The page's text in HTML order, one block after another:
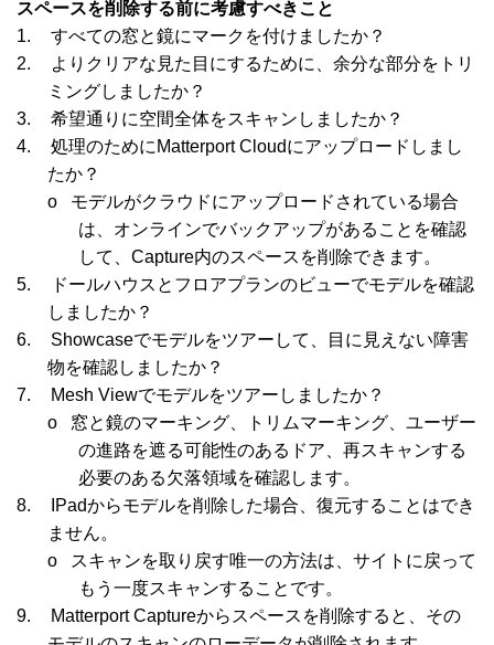
スペースを削除する前に考慮すべきこと
1.
すべての窓と鏡にマークを付けましたか？
2.
よりクリアな見た目にするために、余分な部分をトリ
ミングしましたか？
3.
希望通りに空間全体をスキャンしましたか？
4.
処理のために Matterport Cloudにアップロードしまし
たか？
o
モデルがクラウドにアップロードされている場合
は、オンラインでバックアップがあることを確認
して、 Capture内のスペースを削除できます。
5.
ドールハウスとフロアプランのビューでモデルを確認
しましたか？
6.
Showcaseでモデルをツアーして、目に見えない障害
物を確認しましたか？
7.
Mesh Viewでモデルをツアーしましたか？
o
窓と鏡のマーキング、トリムマーキング、ユーザー
の進路を遮る可能性のあるドア、再スキャンする
必要のある欠落領域を確認します。
8.
IPadからモデルを削除した場合、復元することはでき
ません。
o
スキャンを取り戻す唯一の方法は、サイトに戻って
もう一度スキャンすることです。
9.
Matterport Captureからスペースを削除すると、その